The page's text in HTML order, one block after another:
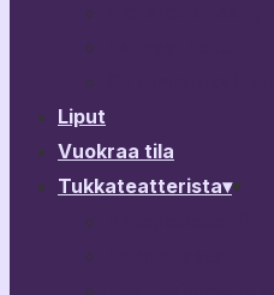
Liput
Vuokraa tila
Tukkateatterista▾▾